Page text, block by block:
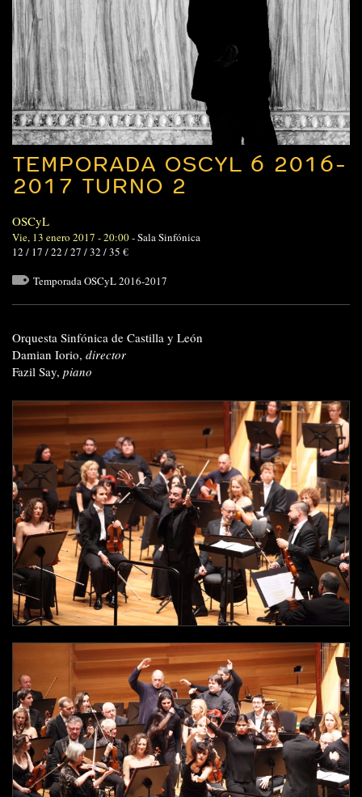
TEMPORADA OSCYL 6 2016-
2017 TURNO 2
OSCyL
Vie, 13 enero 2017 - 20:00-Sala Sinfónica
12 / 17 / 22 / 27 / 32 / 35 €
Temporada OSCyL 2016-2017
Orquesta Sinfónica de Castilla y León
Damian Iorio, director
Fazil Say, piano